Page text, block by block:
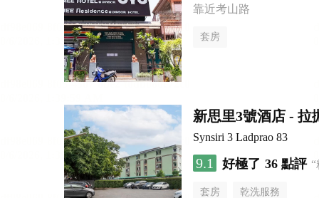
靠近考山路
套房
新思里3號酒店 - 拉
Synsiri 3 Ladprao 83
9.1 好極了 36 點評
套房 乾洗服務